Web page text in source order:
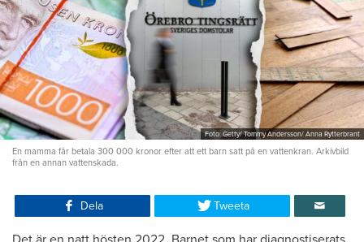
Foto: Getty/ Tommy Andersson/ Anna Rytterbrant
En mamma får betala 300 000 kronor efter att ett barn satt på en vattenkran. Arkivbild
från en annan vattenskada.
Dela Tweeta